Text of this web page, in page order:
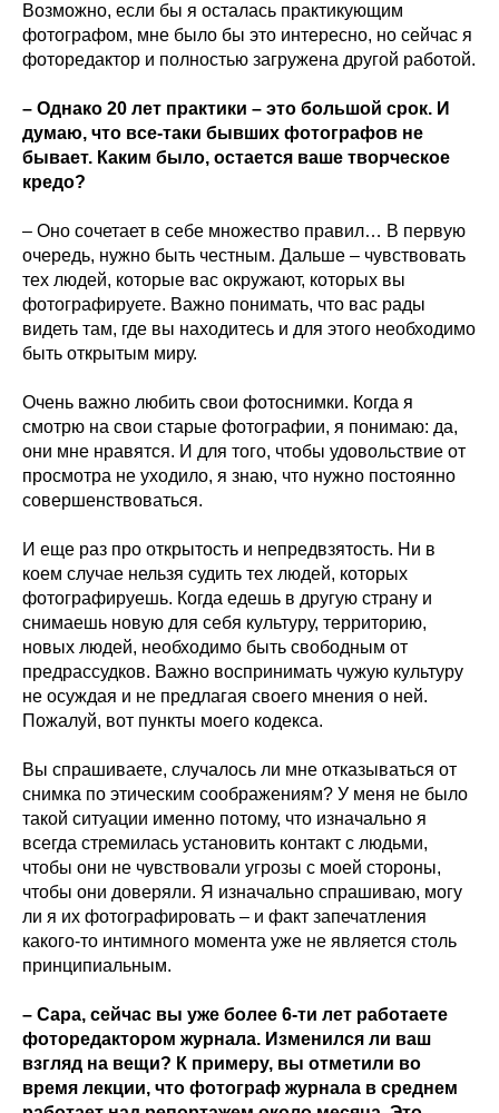
Возможно, если бы я осталась практикующим
фотографом, мне было бы это интересно, но сейчас я
фоторедактор и полностью загружена другой работой.
– Однако 20 лет практики – это большой срок. И
думаю, что все-таки бывших фотографов не
бывает. Каким было, остается ваше творческое
кредо?
– Оно сочетает в себе множество правил… В первую
очередь, нужно быть честным. Дальше – чувствовать
тех людей, которые вас окружают, которых вы
фотографируете. Важно понимать, что вас рады
видеть там, где вы находитесь и для этого необходимо
быть открытым миру.
Очень важно любить свои фотоснимки. Когда я
смотрю на свои старые фотографии, я понимаю: да,
они мне нравятся. И для того, чтобы удовольствие от
просмотра не уходило, я знаю, что нужно постоянно
совершенствоваться.
И еще раз про открытость и непредвзятость. Ни в
коем случае нельзя судить тех людей, которых
фотографируешь. Когда едешь в другую страну и
снимаешь новую для себя культуру, территорию,
новых людей, необходимо быть свободным от
предрассудков. Важно воспринимать чужую культуру
не осуждая и не предлагая своего мнения о ней.
Пожалуй, вот пункты моего кодекса.
Вы спрашиваете, случалось ли мне отказываться от
снимка по этическим соображениям? У меня не было
такой ситуации именно потому, что изначально я
всегда стремилась установить контакт с людьми,
чтобы они не чувствовали угрозы с моей стороны,
чтобы они доверяли. Я изначально спрашиваю, могу
ли я их фотографировать – и факт запечатления
какого-то интимного момента уже не является столь
принципиальным.
– Сара, сейчас вы уже более 6-ти лет работаете
фоторедактором журнала. Изменился ли ваш
взгляд на вещи? К примеру, вы отметили во
время лекции, что фотограф журнала в среднем